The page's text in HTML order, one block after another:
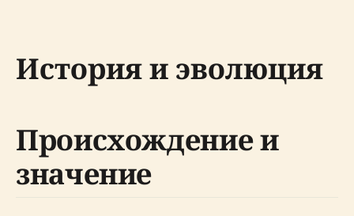
История и эволюция
Происхождение и
значение